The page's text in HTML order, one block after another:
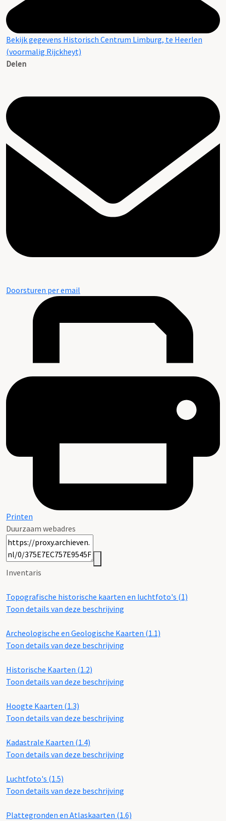
Bekijk gegevens Historisch Centrum Limburg, te Heerlen
(voormalig Rijckheyt)
Delen
Doorsturen per email
Printen
Duurzaam webadres
Inventaris
Topografische historische kaarten en luchtfoto's (1)
Toon details van deze beschrijving
Archeologische en Geologische Kaarten (1.1)
Toon details van deze beschrijving
Historische Kaarten (1.2)
Toon details van deze beschrijving
Hoogte Kaarten (1.3)
Toon details van deze beschrijving
Kadastrale Kaarten (1.4)
Toon details van deze beschrijving
Luchtfoto's (1.5)
Toon details van deze beschrijving
Plattegronden en Atlaskaarten (1.6)